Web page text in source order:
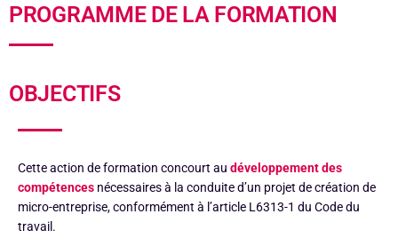
PROGRAMME DE LA FORMATION
OBJECTIFS
Cette action de formation concourt au développement des
compétences nécessaires à la conduite d’un projet de création de
micro-entreprise, conformément à l’article L6313-1 du Code du
travail.